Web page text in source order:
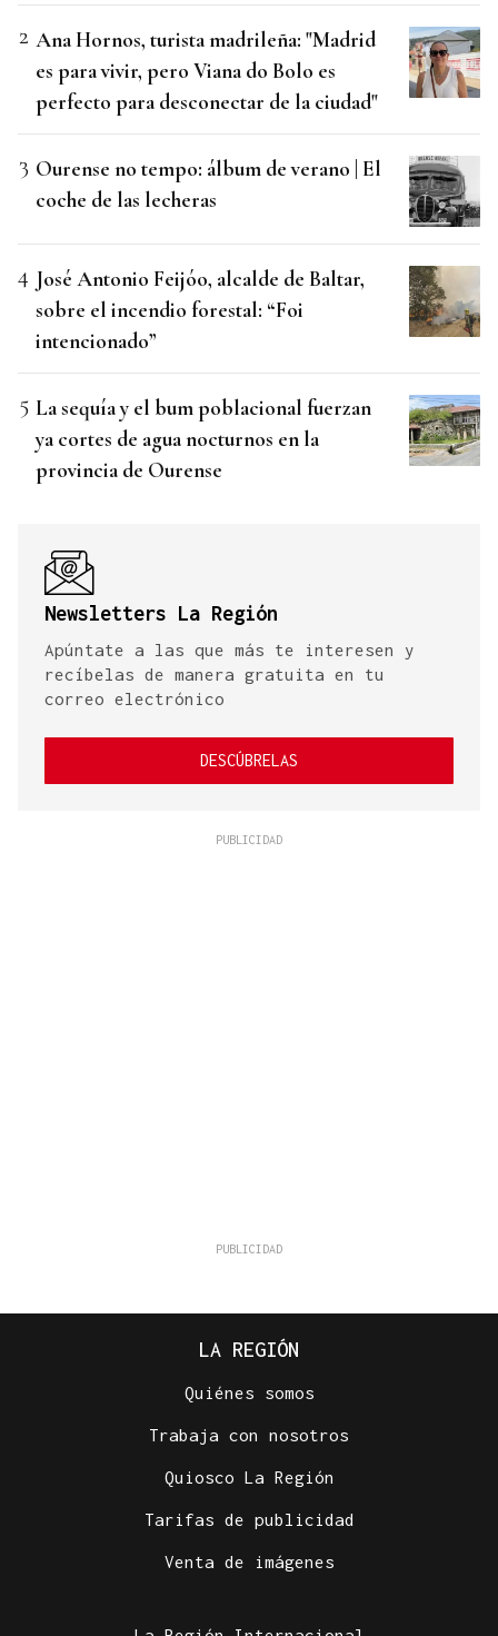
Ana Hornos, turista madrileña: "Madrid
es para vivir, pero Viana do Bolo es
perfecto para desconectar de la ciudad"
Ourense no tempo: álbum de verano | El
coche de las lecheras
José Antonio Feijóo, alcalde de Baltar,
sobre el incendio forestal: “Foi
intencionado”
La sequía y el bum poblacional fuerzan
ya cortes de agua nocturnos en la
provincia de Ourense
Newsletters La Región
Apúntate a las que más te interesen y
recíbelas de manera gratuita en tu
correo electrónico
DESCÚBRELAS
LA REGIÓN
Quiénes somos
Trabaja con nosotros
Quiosco La Región
Tarifas de publicidad
Venta de imágenes